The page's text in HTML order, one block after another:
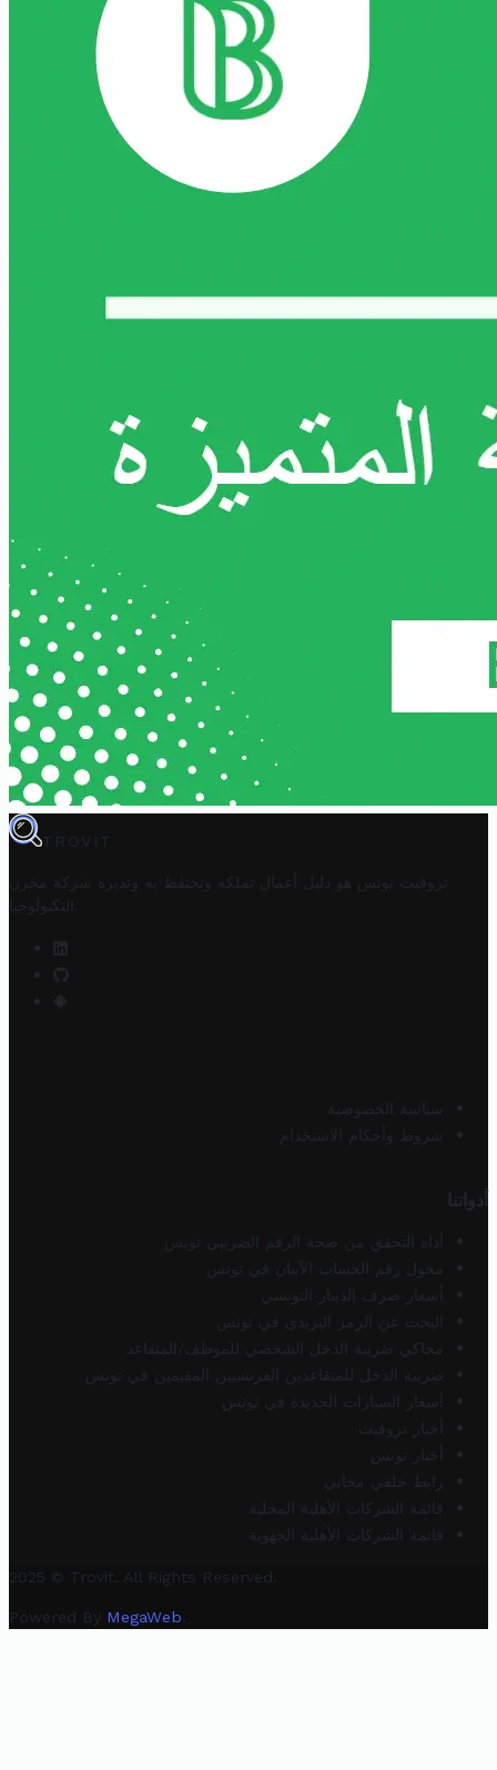
TROVIT
تروفيت تونس هو دليل أعمال تملكه وتحتفظ به وتديره
شركة مخزن
التكنولوجيا
سياسة الخصوصية
شروط وأحكام الاستخدام
أدواتنا
أداة التحقق من صحة الرقم الضريبي تونس
محول رقم الحساب الآيبان في تونس
أسعار صرف الدينار التونسي
البحث عن الرمز البريدي في تونس
محاكي ضريبة الدخل الشخصي للموظف/المتقاعد
ضريبة الدخل للمتقاعدين الفرنسيين المقيمين في تونس
أسعار السيارات الجديدة في تونس
أخبار تروفيت
أخبار تونس
رابط خلفي مجاني
قائمة الشركات الأهلية المحلية
قائمة الشركات الأهلية الجهوية
2025 © Trovit. All Rights Reserved.
Powered By MegaWeb